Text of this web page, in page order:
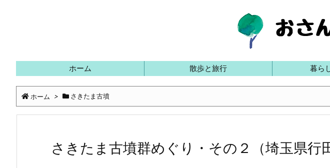
ホーム 散歩と旅行 暮ら
ホーム > さきたま古墳
さきたま古墳群めぐり・その２（埼玉県行